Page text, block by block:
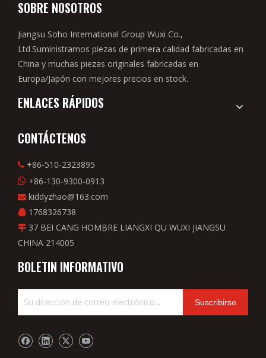
SOBRE NOSOTROS
Jiangsu Soho International Group Wuxi Co.,
Ltd.Suministramos piezas de primera calidad fabricadas en
China y muchas piezas originales fabricadas en
Europa/Japón con mejores precios en stock.
ENLACES RÁPIDOS
CONTÁCTENOS
 +86-510-2323895
 +86-130-9300-0913
 kiddyzhao@163.com
 1768326738
 37 BEI CANG HOMBRE LIANGXI QU WUXI JIANGSU
CHINA 214005
BOLETIN INFORMATIVO
Suscribirse